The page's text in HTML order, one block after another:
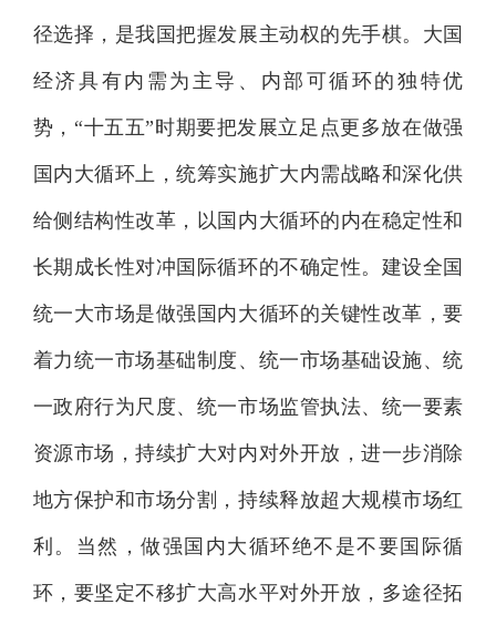
径选择，是我国把握发展主动权的先手棋。大国
经济具有内需为主导、内部可循环的独特优
势，“十五五”时期要把发展立足点更多放在做强
国内大循环上，统筹实施扩大内需战略和深化供
给侧结构性改革，以国内大循环的内在稳定性和
长期成长性对冲国际循环的不确定性。建设全国
统一大市场是做强国内大循环的关键性改革，要
着力统一市场基础制度、统一市场基础设施、统
一政府行为尺度、统一市场监管执法、统一要素
资源市场，持续扩大对内对外开放，进一步消除
地方保护和市场分割，持续释放超大规模市场红
利。当然，做强国内大循环绝不是不要国际循
环，要坚定不移扩大高水平对外开放，多途径拓